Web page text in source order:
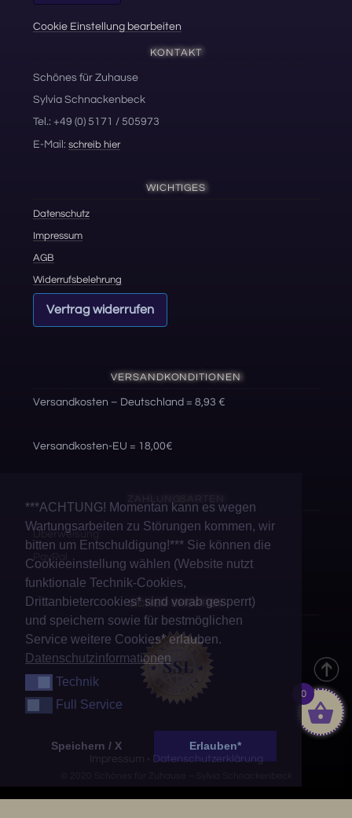
Cookie Einstellung bearbeiten
KONTAKT
Schönes für Zuhause
Sylvia Schnackenbeck
Tel.: +49 (0) 5171 / 505973
E-Mail:schreib hier
WICHTIGES
Datenschutz
Impressum
AGB
Widerrufsbelehrung
Vertrag widerrufen
VERSANDKONDITIONEN
Versandkosten – Deutschland = 8,93 €
Versandkosten-EU = 18,00€
Überweisung
PayPal
SICHER SHOPPEN
Impressum Datenschutzerklärung
0
***ACHTUNG! Momentan kann es wegen
Wartungsarbeiten zu Störungen kommen, wir
bitten um Entschuldigung!*** Sie können die
Cookieeinstellung wählen (Website nutzt
funktionale Technik-Cookies,
Drittanbietercookies* sind vorab gesperrt)
und speichern sowie für bestmöglichen
Service weitere Cookies* erlauben.
Datenschutzinformationen
TechnikTechnik
Full ServiceFull Service
Speichern / X Erlauben*